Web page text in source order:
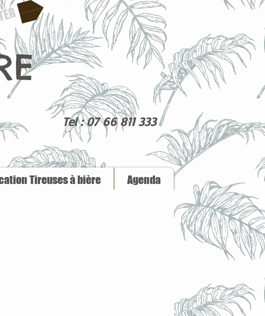
Tel : 07 66 811 333
Tireuses à bière Agenda